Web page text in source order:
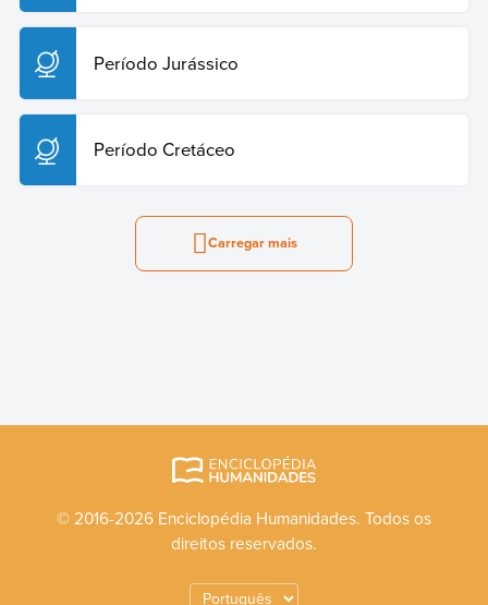
Período Jurássico
Período Cretáceo
Carregar mais
© 2016-2026 Enciclopédia Humanidades. Todos os
direitos reservados.